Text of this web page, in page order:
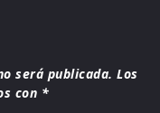
será publicada. Los
con *